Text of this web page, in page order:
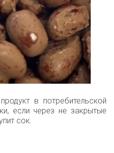
в потребительской
если через не закрытые
сок.